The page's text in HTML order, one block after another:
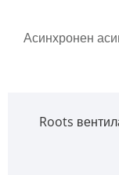
Асинхронен
Roots